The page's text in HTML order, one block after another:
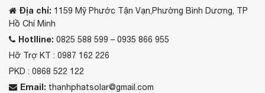
Địa chỉ: 1159 Mỹ Phước Tận Vạn,Phường Bình Dương, TP
Hồ Chí Minh
Hotlline: 0825 588 599 – 0935 866 955
Hỡ Trợ KT : 0987 162 226
PKD : 0868 522 122
Email: thanhphatsolar@gmail.com